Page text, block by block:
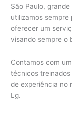
São Paulo,
utilizamos
oferecer um
visando sempre o
Contamos com
técnicos
de experiência no
Lg.